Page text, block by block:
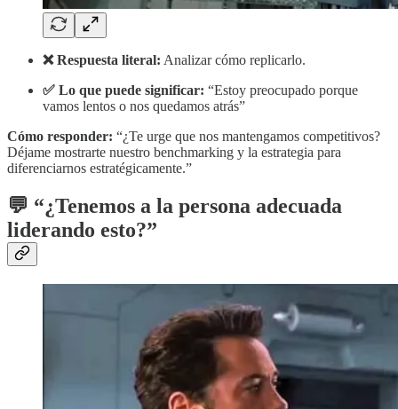
❌ Respuesta literal: Analizar cómo replicarlo.
✅ Lo que puede significar: “Estoy preocupado porque
vamos lentos o nos quedamos atrás”
Cómo responder: “¿Te urge que nos mantengamos competitivos?
Déjame mostrarte nuestro benchmarking y la estrategia para
diferenciarnos estratégicamente.”
💬 “¿Tenemos a la persona adecuada
liderando esto?”